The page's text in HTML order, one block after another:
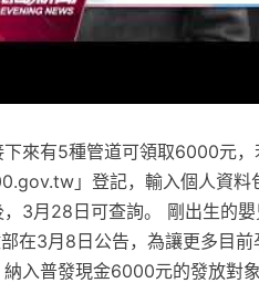
下來有5種管道可領取6000元
」登記，輸入個人資
3月28日可查詢。 剛出生的
在3月8日公告，為讓更多目
納入普發現金6000元的發放對